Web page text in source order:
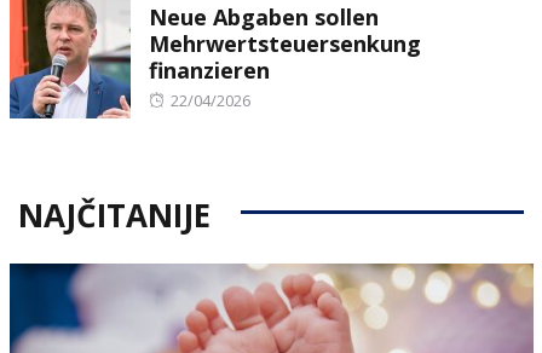
Neue Abgaben sollen
Mehrwertsteuersenkung
finanzieren
Posted
22/04/2026
NAJČITANIJE